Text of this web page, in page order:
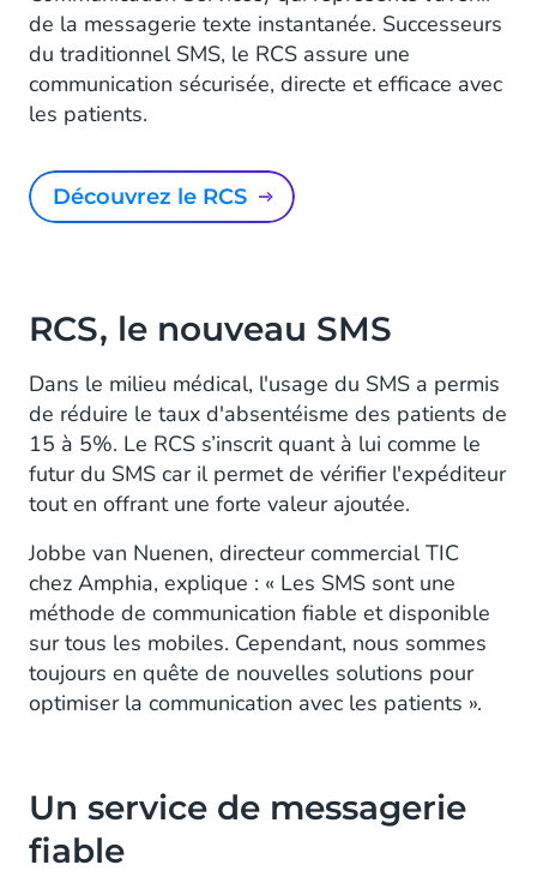
de la messagerie texte instantanée. Successeurs
du traditionnel SMS, le RCS assure une
communication sécurisée, directe et efficace avec
les patients.
Découvrez le RCS
RCS, le nouveau SMS
Dans le milieu médical, l'usage du SMS a permis
de réduire le taux d'absentéisme des patients de
15 à 5%. Le RCS s’inscrit quant à lui comme le
futur du SMS car il permet de vérifier l'expéditeur
tout en offrant une forte valeur ajoutée.
Jobbe van Nuenen, directeur commercial TIC
chez Amphia, explique : « Les SMS sont une
méthode de communication fiable et disponible
sur tous les mobiles. Cependant, nous sommes
toujours en quête de nouvelles solutions pour
optimiser la communication avec les patients ».
Un service de messagerie
fiable